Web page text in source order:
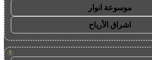
موسوعة انوار
اشراق الأرباح
!